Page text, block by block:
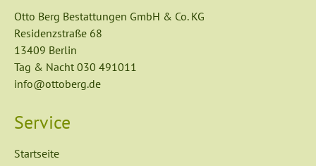
Otto Berg Bestattungen GmbH & Co. KG
Residenzstraße 68
13409 Berlin
Tag & Nacht 030 491011
info@ottoberg.de
Service
Navigation
Startseite